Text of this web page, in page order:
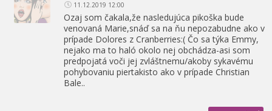
11.12.2019 12:00
Ozaj som čakala,že nasledujúca pikoška bude
venovaná Marie,snáď sa na ňu nepozabudne ako v
prípade Dolores z Cranberries:( Čo sa týka Emmy,
nejako ma to haló okolo nej obchádza-asi som
predpojatá voči jej zvláštnemu/akoby sykavému
pohybovaniu piertakisto ako v prípade Christian
Bale..